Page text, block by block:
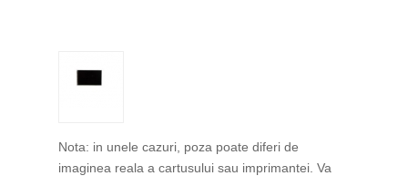
Nota: in unele cazuri, poza poate diferi de
imaginea reala a cartusului sau imprimantei. Va